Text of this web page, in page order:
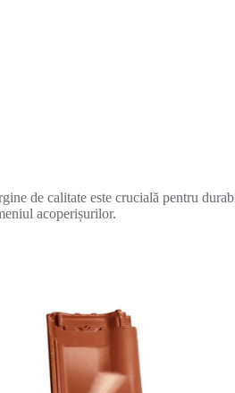
de calitate este crucială pentru
acoperișurilor.